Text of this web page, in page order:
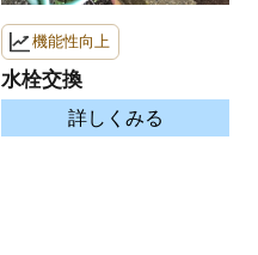
機能性向上
水栓交換
詳しくみる